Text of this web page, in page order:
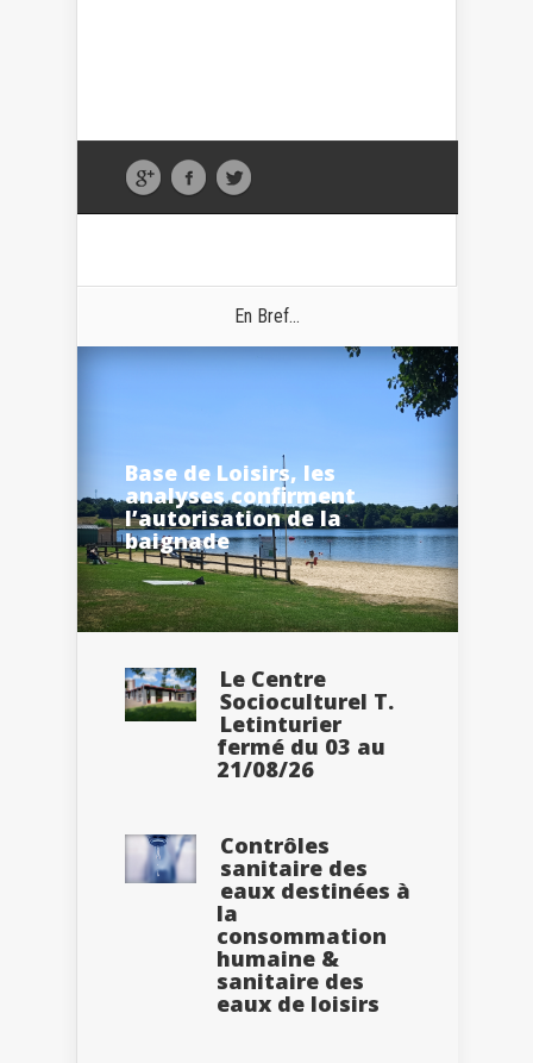
En Bref...
Base de Loisirs, les
analyses confirment
l’autorisation de la
baignade
Le Centre
Socioculturel T.
Letinturier
fermé du 03 au
21/08/26
Contrôles
sanitaire des
eaux destinées à
la
consommation
humaine &
sanitaire des
eaux de loisirs